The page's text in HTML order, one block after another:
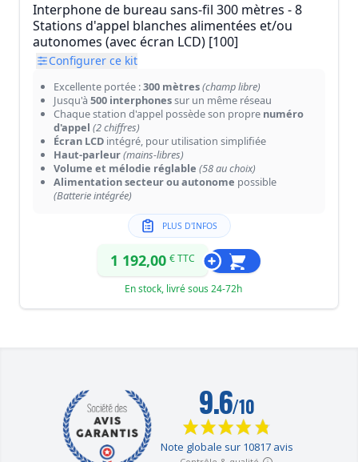
Interphone de bureau sans-fil 300 mètres - 8
Stations d'appel blanches alimentées et/ou
autonomes (avec écran LCD) [100]
Configurer ce kit
Excellente portée :300 mètres(champ libre)
Jusqu'à 500 interphonessur un même réseau
Chaque station d'appel possède son propre numéro
d'appel (2 chiffres)
Écran LCD intégré, pour utilisation simplifiée
Haut-parleur(mains-libres)
Volume et mélodie réglable (58 au choix)
Alimentation secteur ou autonome possible
(Batterie intégrée)
PLUS D'INFOS
1 192,00 € TTC
En stock, livré sous 24-72h